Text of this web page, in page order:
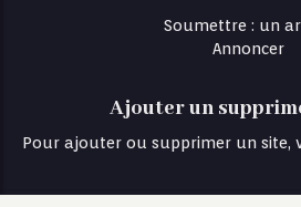
Soumettre : un
Annoncer
Ajouter un
Pour ajouter ou supprimer un site,